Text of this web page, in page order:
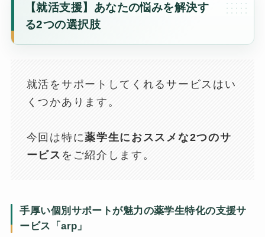
【就活支援】あなたの悩みを解決す
る2つの選択肢
就活をサポートしてくれるサービスはい
くつかあります。
今回は特に薬学生におススメな2つのサ
ービス をご紹介します。
手厚い個別サポートが魅力の薬学生特化の支援サ
ービス「arp」